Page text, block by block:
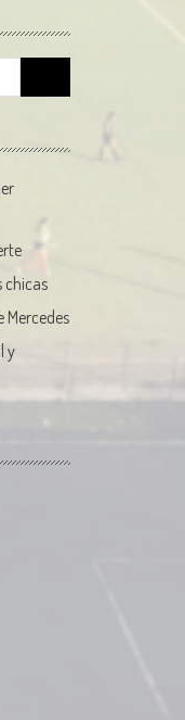
chicas
Mercedes
y